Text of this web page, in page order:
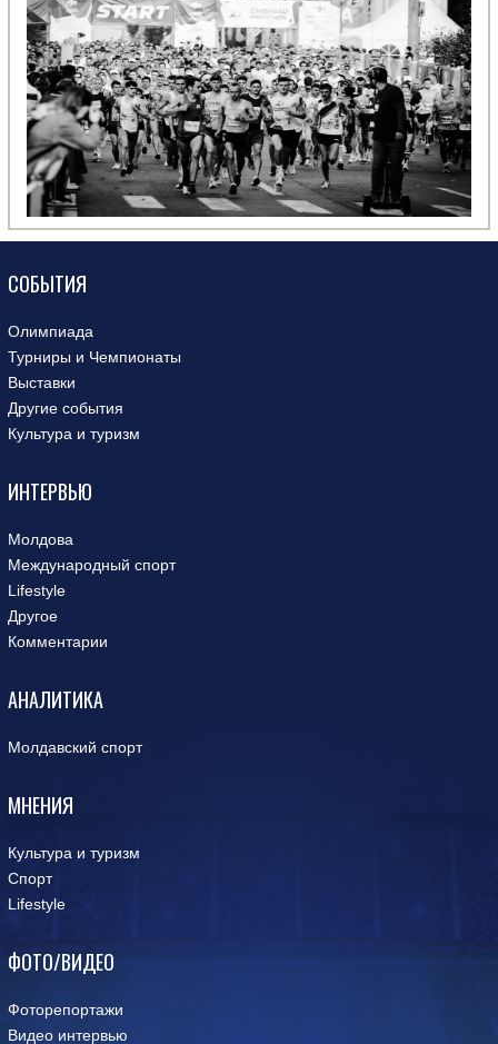
СОБЫТИЯ
Олимпиада
Турниры и Чемпионаты
Выставки
Другие события
Культура и туризм
ИНТЕРВЬЮ
Молдова
Международный спорт
Lifestyle
Другое
Комментарии
АНАЛИТИКА
Молдавский спорт
МНЕНИЯ
Культура и туризм
Спорт
Lifestyle
ФОТО/ВИДЕО
Фоторепортажи
Видео интервью